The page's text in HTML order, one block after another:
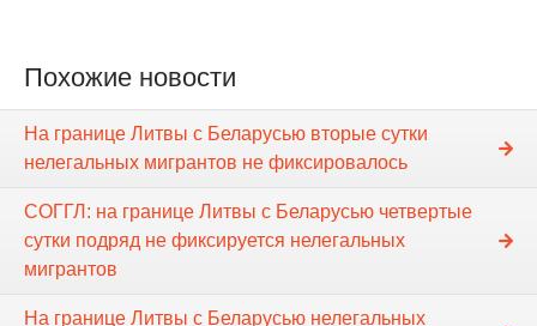
Похожие новости
На границе Литвы с Беларусью вторые сутки
нелегальных мигрантов не фиксировалось
СОГГЛ: на границе Литвы с Беларусью четвертые
сутки подряд не фиксируется нелегальных
мигрантов
На границе Литвы с Беларусью нелегальных